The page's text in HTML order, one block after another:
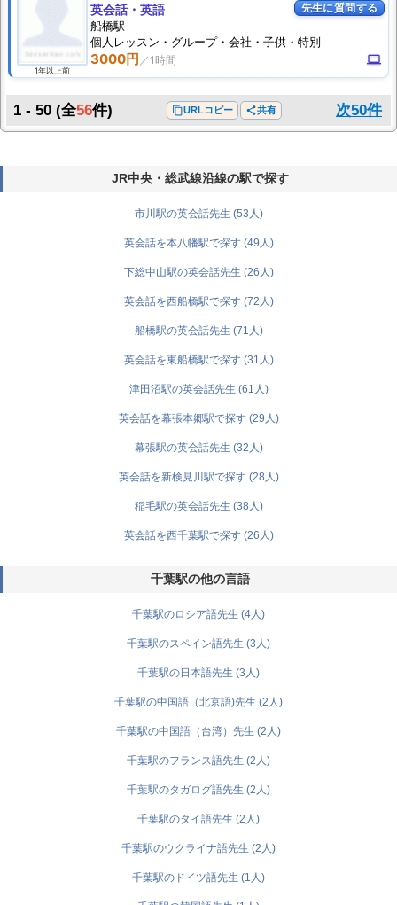
先生に質問する
1年以上前
3000円 computer
英会話・英語
船橋駅
個人 レッスン ・グループ・会社・子供・特別
1 - 50 (全56件) content_copyURLコピー share共有 次50件
JR中央・総武線沿線の駅で探す
市川駅の英会話先生 (53人)
英会話を本八幡駅で探す (49人)
下総中山駅の英会話先生 (26人)
英会話を西船橋駅で探す (72人)
船橋駅の英会話先生 (71人)
英会話を東船橋駅で探す (31人)
津田沼駅の英会話先生 (61人)
英会話を幕張本郷駅で探す (29人)
幕張駅の英会話先生 (32人)
英会話を新検見川駅で探す (28人)
稲毛駅の英会話先生 (38人)
英会話を西千葉駅で探す (26人)
千葉駅の他の言語
千葉駅のロシア語先生 (4人)
千葉駅のスペイン語先生 (3人)
千葉駅の日本語先生 (3人)
千葉駅の中国語（北京語)先生 (2人)
千葉駅の中国語（台湾）先生 (2人)
千葉駅のフランス語先生 (2人)
千葉駅のタガログ語先生 (2人)
千葉駅のタイ語先生 (2人)
千葉駅のウクライナ語先生 (2人)
千葉駅のドイツ語先生 (1人)